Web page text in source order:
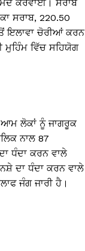
ਕਰਵਾਈ। ਸਰਾਬ
ਸਰਾਬ, 220.50
ਇਲਾਵਾ ਚੋਰੀਆਂ ਕਰਨ
ਮੁਹਿੰਮ ਵਿੱਚ ਸਹਿਯੋਗ
ਆਮ ਲੋਕਾਂ ਨੂੰ ਜਾਗਰੂਕ
ਨਾਲ 87
ਧੰਦਾ ਕਰਨ ਵਾਲੇ
ਦਾ ਧੰਦਾ ਕਰਨ ਵਾਲੇ
ਜੰਗ ਜਾਰੀ ਹੈ।